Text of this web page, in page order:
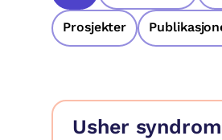
Prosjekter
Usher